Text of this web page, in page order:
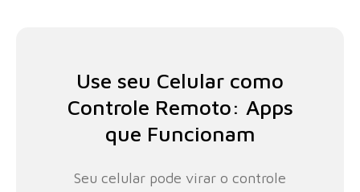
Use seu Celular como
Controle Remoto: Apps
que Funcionam
Seu celular pode virar o controle